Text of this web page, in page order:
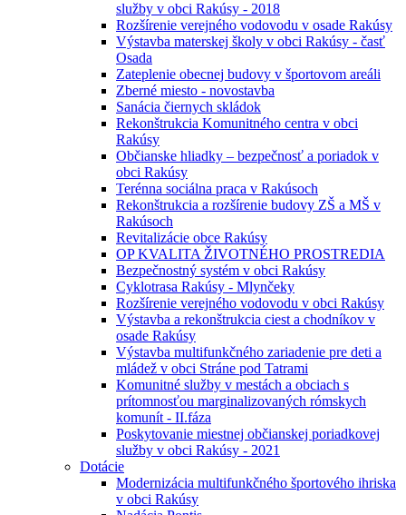
služby v obci Rakúsy - 2018
Rozšírenie verejného vodovodu v osade Rakúsy
Výstavba materskej školy v obci Rakúsy - časť
Osada
Zateplenie obecnej budovy v športovom areáli
Zberné miesto - novostavba
Sanácia čiernych skládok
Rekonštrukcia Komunitného centra v obci
Rakúsy
Občianske hliadky – bezpečnosť a poriadok v
obci Rakúsy
Terénna sociálna praca v Rakúsoch
Rekonštrukcia a rozšírenie budovy ZŠ a MŠ v
Rakúsoch
Revitalizácie obce Rakúsy
OP KVALITA ŽIVOTNÉHO PROSTREDIA
Bezpečnostný systém v obci Rakúsy
Cyklotrasa Rakúsy - Mlynčeky
Rozšírenie verejného vodovodu v obci Rakúsy
Výstavba a rekonštrukcia ciest a chodníkov v
osade Rakúsy
Výstavba multifunkčného zariadenie pre deti a
mládež v obci Stráne pod Tatrami
Komunitné služby v mestách a obciach s
prítomnosťou marginalizovaných rómskych
komunít - II.fáza
Poskytovanie miestnej občianskej poriadkovej
služby v obci Rakúsy - 2021
Dotácie
Modernizácia multifunkčného športového ihriska
v obci Rakúsy